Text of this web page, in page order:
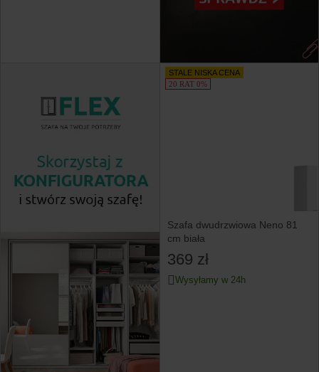
STALE NISKA CENA
20 RAT 0%
Szafa dwudrzwiowa Neno 81
cm biała
369 zł
Wysyłamy w 24h